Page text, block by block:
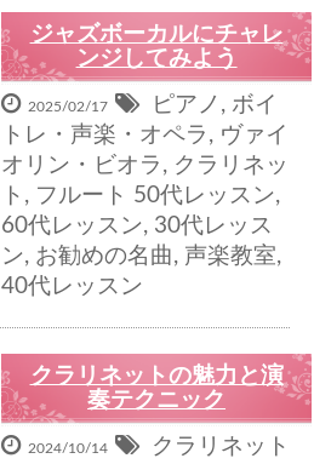
ジャズボーカルにチャレ
ンジしてみよう
2025/02/17 ピアノ , ボイ
トレ・声楽・オペラ , ヴァイ
オリン・ビオラ , クラリネッ
ト , フルート 50代レッスン,
60代レッスン, 30代レッス
ン, お勧めの名曲, 声楽教室,
40代レッスン
クラリネットの魅力と演
奏テクニック
2024/10/14
クラリネット